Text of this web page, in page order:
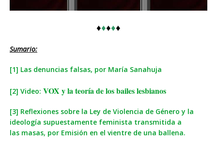
♦♦♦♦♦
Sumario:
[1] Las denuncias falsas, por María Sanahuja
[2] Video: VOX y la teoría de los bailes lesbianos
[3] Reflexiones sobre la Ley de Violencia de Género y la
ideología supuestamente feminista transmitida a
las masas, por Emisión en el vientre de una ballena.